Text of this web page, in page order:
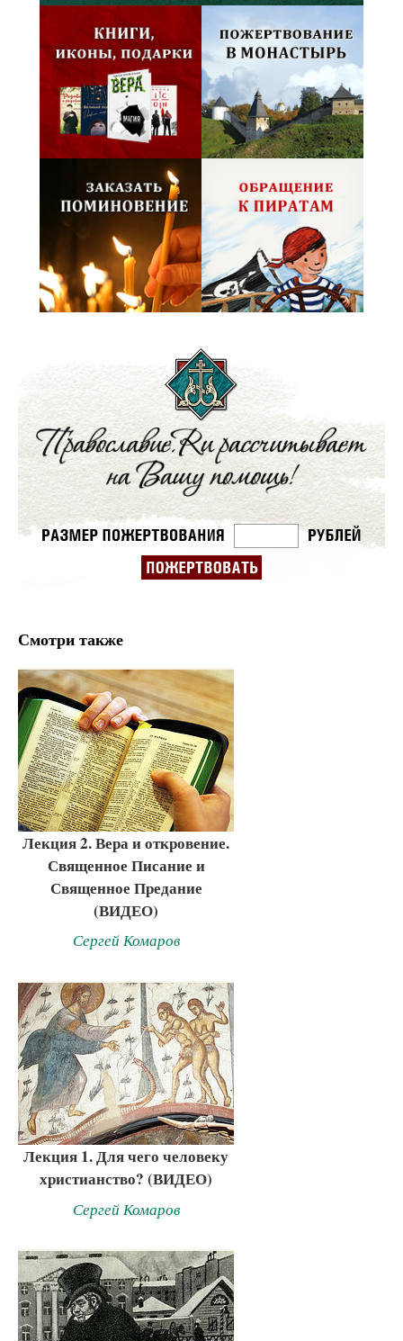
Смотри также
Лекция 2. Вера и откровение.
Священное Писание и
Священное Предание
(ВИДЕО)
Сергей Комаров
Лекция 1. Для чего человеку
христианство? (ВИДЕО)
Сергей Комаров